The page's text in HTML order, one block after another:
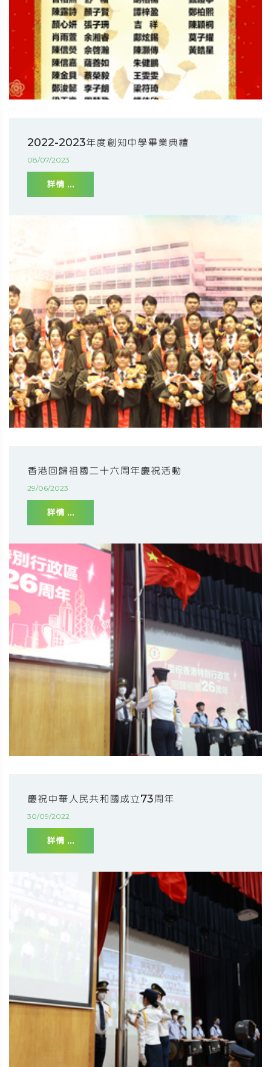
2022-2023年度創知中學畢業典禮
08/07/2023
詳情 ...
香港回歸祖國二十六周年慶祝活動
29/06/2023
詳情 ...
慶祝中華人民共和國成立73周年
30/09/2022
詳情 ...